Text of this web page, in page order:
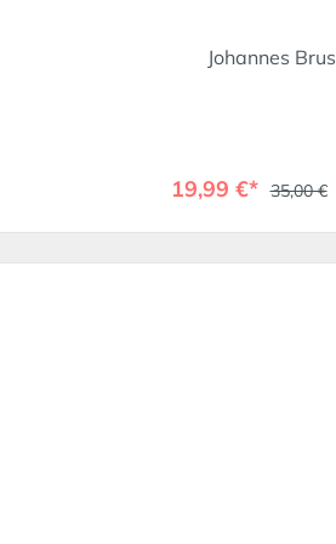
Johannes Brus
19,99 €* 35,00 €